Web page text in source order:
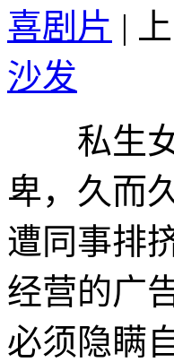
喜剧片 |
沙发
私生女
卑，久而
遭同事排
经营的广
必须隐